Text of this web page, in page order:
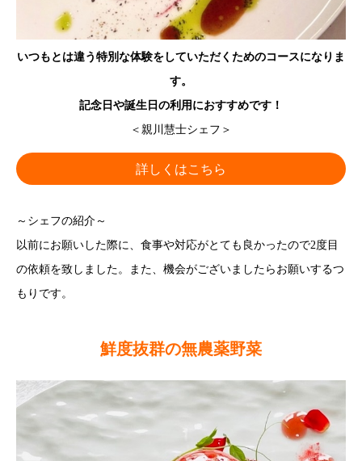
いつもとは違う特別な体験をしていただくためのコースになりま
す。
記念日や誕生日の利用におすすめです！
＜親川慧士シェフ＞
詳しくはこちら
～シェフの紹介～
以前にお願いした際に、食事や対応がとても良かったので2度目
の依頼を致しました。また、機会がございましたらお願いするつ
もりです。
鮮度抜群の無農薬野菜